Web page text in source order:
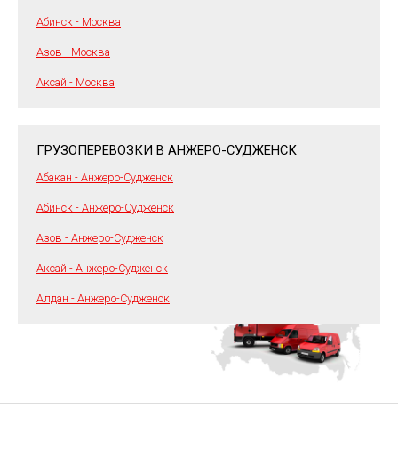
Абинск - Москва
Азов - Москва
Аксай - Москва
ГРУЗОПЕРЕВОЗКИ В АНЖЕРО-СУДЖЕНСК
Абакан - Анжеро-Судженск
Абинск - Анжеро-Судженск
Азов - Анжеро-Судженск
Аксай - Анжеро-Судженск
Алдан - Анжеро-Судженск